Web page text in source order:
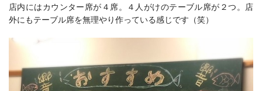
店内にはカウンター席が４席。４人がけのテーブル席が２つ。店
外にもテーブル席を無理やり作っている感じです（笑）